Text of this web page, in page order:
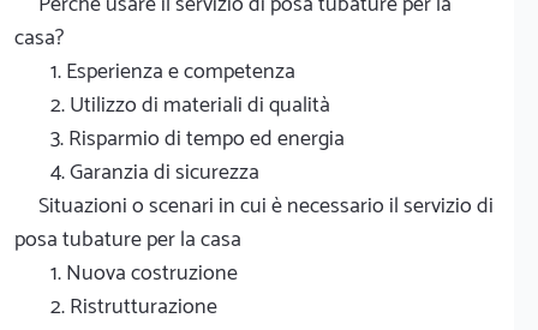
casa?
1. Esperienza e competenza
2. Utilizzo di materiali di qualità
3. Risparmio di tempo ed energia
4. Garanzia di sicurezza
Situazioni o scenari in cui è necessario il servizio di
posa tubature per la casa
1. Nuova costruzione
2. Ristrutturazione